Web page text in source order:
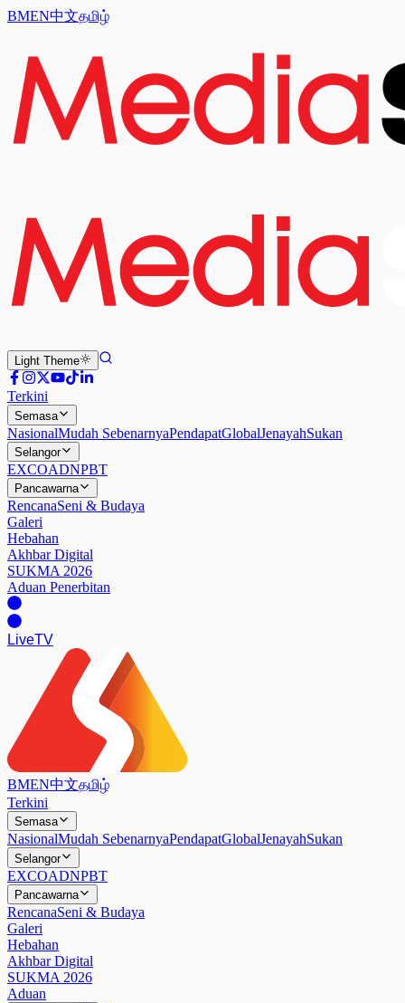
BMEN中文தமிழ்
Light Theme
Terkini
Semasa
NasionalMudah SebenarnyaPendapatGlobalJenayahSukan
Selangor
EXCOADNPBT
Pancawarna
RencanaSeni & Budaya
Galeri
Hebahan
Akhbar Digital
SUKMA 2026
Aduan Penerbitan
LiveTV
BMEN中文தமிழ்
Terkini
Semasa
NasionalMudah SebenarnyaPendapatGlobalJenayahSukan
Selangor
EXCOADNPBT
Pancawarna
RencanaSeni & Budaya
Galeri
Hebahan
Akhbar Digital
SUKMA 2026
Aduan